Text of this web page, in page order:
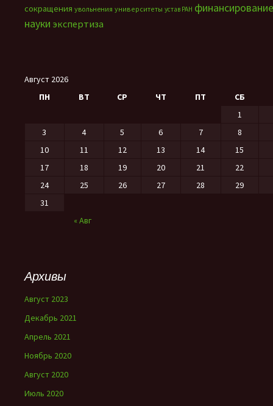
сокращения увольнения университеты устав РАН финансирование
науки экспертиза
Август 2026
ПН
ВТ СР ЧТ ПТ СБ
« Авг
1
3
4 5 6 7
8
10
11 12 13 14
15
17
18 19 20 21
22
24
25 26 27 28
29
31
Архивы
Август 2023
Декабрь 2021
Апрель 2021
Ноябрь 2020
Август 2020
Июль 2020